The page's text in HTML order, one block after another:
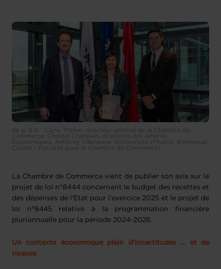
de g. à d. : Carlo Thelen, directeur général de la Chambre de
Commerce, Christel Chatelain, directrice des Affaires
Economiques, Anthony Villeneuve, économiste (Photos: Emmanuel
Claude - Focalize pour la Chambre de Commerce)
La Chambre de Commerce vient de publier son avis sur le
projet de loi n°8444 concernant le budget des recettes et
des dépenses de l'Etat pour l'exercice 2025 et le projet de
loi n°8445 relative à la programmation financière
pluriannuelle pour la période 2024-2028.
Un contexte économique plein d’incertitudes … et de
risques